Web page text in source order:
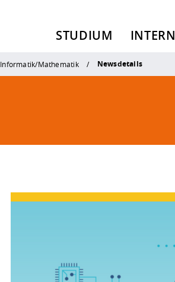
STUDIUM
Informatik/Mathematik Newsdetails